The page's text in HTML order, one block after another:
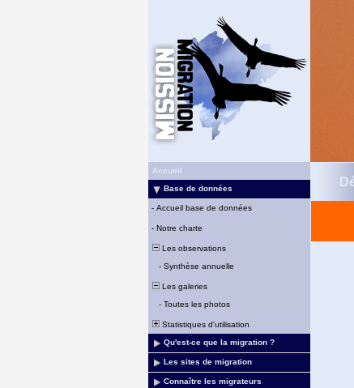
Accueil
Base de données
- Accueil base de données
- Notre charte
Les observations
- Synthèse annuelle
Les galeries
- Toutes les photos
Statistiques d'utilisation
Qu'est-ce que la migration ?
Les sites de migration
Connaître les migrateurs